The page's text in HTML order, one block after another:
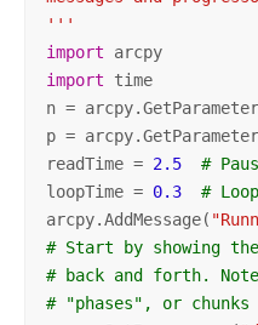
'''
import
arcpy
import time
n =
p =
readTime = 2.5
#
loopTime = 0.3
#
arcpy.AddMessage(
# Start by showing
# back and forth.
# "phases", or